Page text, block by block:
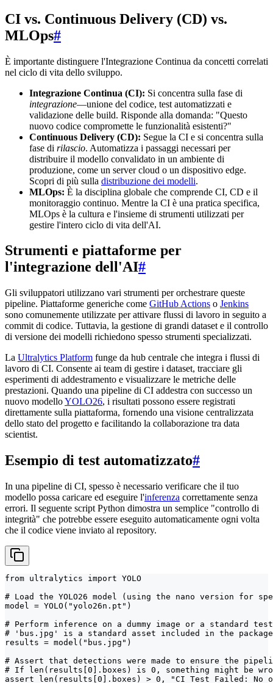
CI vs. Continuous Delivery (CD) vs.
MLOps#
È importante distinguere l'Integrazione Continua da concetti correlati
nel ciclo di vita dello sviluppo.
Integrazione Continua (CI): Si concentra sulla fase di
integrazione—unione del codice, test automatizzati e
validazione delle build. Risponde alla domanda: "Questo
nuovo codice compromette le funzionalità esistenti?"
Continuous Delivery (CD): Segue la CI e si concentra sulla
fase di rilascio. Automatizza i passaggi necessari per
distribuire il modello convalidato in un ambiente di
produzione, come un server cloud o un dispositivo edge.
Scopri di più sulla distribuzione dei modelli.
MLOps: È la disciplina globale che comprende CI, CD e il
monitoraggio continuo. Mentre la CI è una pratica specifica,
MLOps è la cultura e l'insieme di strumenti utilizzati per
gestire l'intero ciclo di vita dell'AI.
Strumenti e piattaforme per
l'integrazione dell'AI#
Gli sviluppatori utilizzano vari strumenti per orchestrare queste
pipeline. Piattaforme generiche come GitHub Actions o Jenkins
sono comunemente utilizzate per attivare flussi di lavoro in seguito a
commit di codice. Tuttavia, la gestione di grandi dataset e il controllo
di versione dei modelli richiedono spesso strumenti specializzati.
La Ultralytics Platform funge da hub centrale che integra i flussi di
lavoro di CI. Consente ai team di gestire i dataset, tracciare gli
esperimenti di addestramento e visualizzare le metriche delle
prestazioni. Quando una pipeline di CI addestra con successo un
nuovo modelloYOLO26, i risultati possono essere registrati
direttamente sulla piattaforma, fornendo una visione centralizzata
dello stato del progetto e facilitando la collaborazione tra data
scientist.
Esempio di test automatizzato#
In una pipeline di CI, spesso è necessario verificare che il tuo
modello possa caricare ed eseguire l'inferenza correttamente senza
errori. Il seguente script Python dimostra un semplice "controllo di
integrità" che potrebbe essere eseguito automaticamente ogni volta
che il codice viene inviato al repository.
from ultralytics import YOLO
# Load the YOLO26 model (using the nano version for
model = YOLO("yolo26n.pt")
# Perform inference on a dummy image or a standard
# 'bus.jpg' is a standard asset included in the package
results = model("bus.jpg")
# Assert that detections were made to ensure the
# If len(results[0].boxes) is 0, something might be
assert len(results[0].boxes) > 0, "CI Test Failed: No